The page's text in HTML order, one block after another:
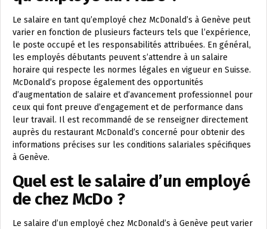
Le salaire en tant qu’employé chez McDonald’s à Genève peut
varier en fonction de plusieurs facteurs tels que l’expérience,
le poste occupé et les responsabilités attribuées. En général,
les employés débutants peuvent s’attendre à un salaire
horaire qui respecte les normes légales en vigueur en Suisse.
McDonald’s propose également des opportunités
d’augmentation de salaire et d’avancement professionnel pour
ceux qui font preuve d’engagement et de performance dans
leur travail. Il est recommandé de se renseigner directement
auprès du restaurant McDonald’s concerné pour obtenir des
informations précises sur les conditions salariales spécifiques
à Genève.
Quel est le salaire d’un employé
de chez McDo ?
Le salaire d’un employé chez McDonald’s à Genève peut varier